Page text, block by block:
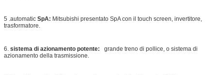
5 .automatic SpA: Mitsubishi presentato SpA con il touch screen, invertitore,
trasformatore.
6. sistema di azionamento potente: grande treno di pollice, o sistema di
azionamento della trasmissione.